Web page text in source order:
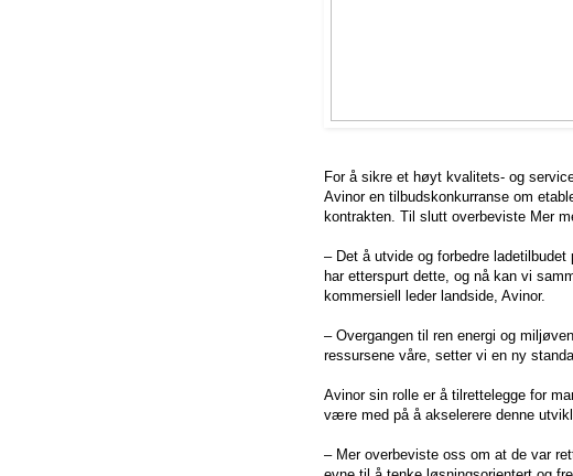
For å sikre et høyt kvalitets- og
Avinor en tilbudskonkurranse om
kontrakten. Til slutt overbeviste Mer
– Det å utvide og forbedre
har etterspurt dette, og nå kan vi
kommersiell leder landside, Avinor.
– Overgangen til ren energi og
ressursene våre, setter vi en ny
Avinor sin rolle er å tilrettelegge for
være med på å akselerere denne
– Mer overbeviste oss om at de var